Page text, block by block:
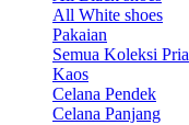
All White shoes
Pakaian
Semua Koleksi Pria
Kaos
Celana Pendek
Celana Panjang